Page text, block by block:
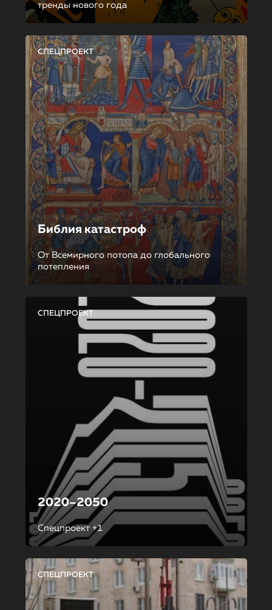
тренды нового года
СПЕЦПРОЕКТ
Библия катастроф
От Всемирного потопа до глобального
потепления
СПЕЦПРОЕКТ
2020–2050
Спецпроект +1
СПЕЦПРОЕКТ